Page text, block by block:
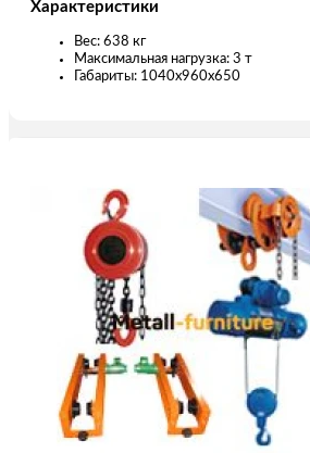
Характеристики
Вес: 638 кг
Максимальная нагрузка: 3 т
Габариты: 1040х960х650